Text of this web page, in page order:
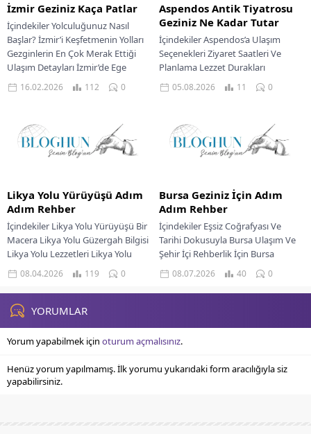
İzmir Geziniz Kaça Patlar
İçindekiler Yolculuğunuz Nasıl
Başlar? İzmir’i Keşfetmenin Yolları
Gezginlerin En Çok Merak Ettiği
Ulaşım Detayları İzmir’de Ege
Sofrasında Bir Lezzet Şöleni...
16.02.2026 112 0
Aspendos Antik Tiyatrosu
Geziniz Ne Kadar Tutar
İçindekiler Aspendos’a Ulaşım
Seçenekleri Ziyaret Saatleri Ve
Planlama Lezzet Durakları
Aspendos Çevresinde Aspendos
Gezinizde Konaklama Rehberi
Akdeniz’in...
05.08.2026 11 0
Likya Yolu Yürüyüşü Adım
Adım Rehber
İçindekiler Likya Yolu Yürüyüşü Bir
Macera Likya Yolu Güzergah Bilgisi
Likya Yolu Lezzetleri Likya Yolu
Konaklama Seçenekleri Likya Yolu
Ulaşım...
08.04.2026 119 0
Bursa Geziniz İçin Adım
Adım Rehber
İçindekiler Eşsiz Coğrafyası Ve
Tarihi Dokusuyla Bursa Ulaşım Ve
Şehir İçi Rehberlik İçin Bursa
Bursa’da Lezzet Durakları Bursa’da
Unutulmaz Konaklama...
08.07.2026 40 0
YORUMLAR
Yorum yapabilmek için oturum açmalısınız.
Henüz yorum yapılmamış. İlk yorumu yukarıdaki form aracılığıyla siz
yapabilirsiniz.